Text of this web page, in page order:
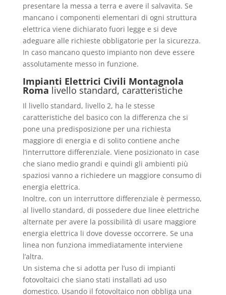
presentare la messa a terra e avere il salvavita. Se
mancano i componenti elementari di ogni struttura
elettrica viene dichiarato fuori legge e si deve
adeguare alle richieste obbligatorie per la sicurezza.
In caso mancano questo impianto non deve essere
assolutamente messo in funzione.
Impianti Elettrici Civili Montagnola
Roma livello standard, caratteristiche
Il livello standard, livello 2, ha le stesse
caratteristiche del basico con la differenza che si
pone una predisposizione per una richiesta
maggiore di energia e di solito contiene anche
l’interruttore differenziale. Viene posizionato in case
che siano medio grandi e quindi gli ambienti più
spaziosi vanno a richiedere un maggiore consumo di
energia elettrica.
Inoltre, con un interruttore differenziale è permesso,
al livello standard, di possedere due linee elettriche
alternate per avere la possibilità di usare maggiore
energia elettrica li dove dovesse occorrere. Se una
linea non funziona immediatamente interviene
l’altra.
Un sistema che si adotta per l’uso di impianti
fotovoltaici che siano stati installati ad uso
domestico. Usando il fotovoltaico non obbliga una